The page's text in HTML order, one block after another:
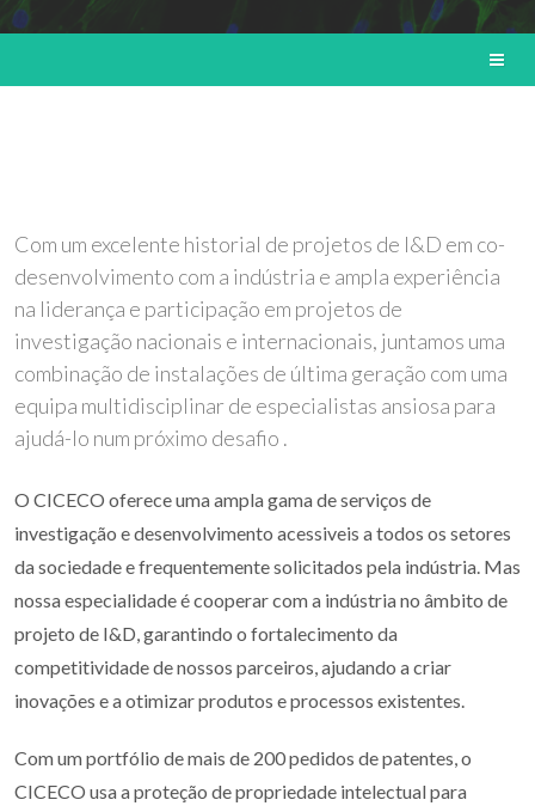
Com um excelente historial de projetos de I&D em co-
desenvolvimento com a indústria e ampla experiência
na liderança e participação em projetos de
investigação nacionais e internacionais, juntamos uma
combinação de instalações de última geração com uma
equipa multidisciplinar de especialistas ansiosa para
ajudá-lo num próximo desafio .
O CICECO oferece uma ampla gama de serviços de
investigação e desenvolvimento acessiveis a todos os setores
da sociedade e frequentemente solicitados pela indústria. Mas
nossa especialidade é cooperar com a indústria no âmbito de
projeto de I&D, garantindo o fortalecimento da
competitividade de nossos parceiros, ajudando a criar
inovações e a otimizar produtos e processos existentes.
Com um portfólio de mais de 200 pedidos de patentes, o
CICECO usa a proteção de propriedade intelectual para